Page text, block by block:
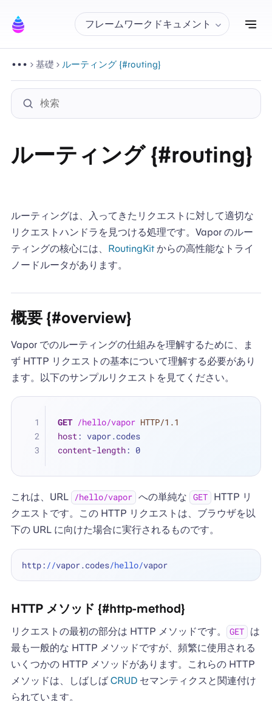
フレームワークドキュメント ナ
基礎 ルーティング {#routing}
ルーティング {#routing}
ルーティングは、入ってきたリクエストに対して適切な
リクエストハンドラを見つける処理です。Vapor のルー
ティングの核心には、 RoutingKitからの高性能なトライ
ノードルータがあります。
概要 {#overview}
Vapor でのルーティングの仕組みを理解するために、ま
ず HTTP リクエストの基本について理解する必要があり
ます。以下のサンプルリクエストを見てください。
GET /hello/vapor HTTP/1.1
host: vapor.codes
content-length: 0
これは、URL /hello/vapor への単純な GET
HTTP リ
クエストです。この HTTP リクエストは、ブラウザを以
下の URL に向けた場合に実行されるものです。
http: //vapor.codes/hello/
HTTP メソッド {#http-method}
リクエストの最初の部分は HTTP メソッドです。 GET
は
最も一般的な HTTP メソッドですが、頻繁に使用される
いくつかの HTTP メソッドがあります。これらの HTTP
メソッドは、しばしば CRUDセマンティクスと関連付け
られています。